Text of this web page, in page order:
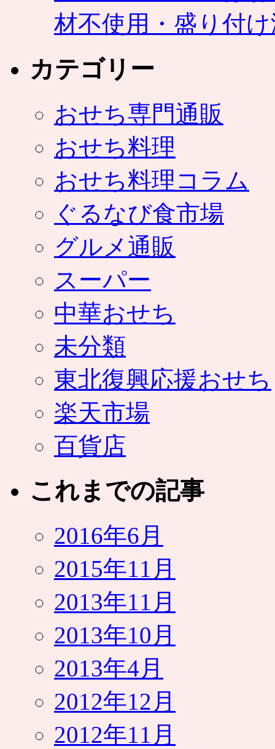
材不使用・盛り付
カテゴリー
おせち専門通販
おせち料理
おせち料理コラム
ぐるなび食市場
グルメ通販
スーパー
中華おせち
未分類
東北復興応援おせち
楽天市場
百貨店
これまでの記事
2016年6月
2015年11月
2013年11月
2013年10月
2013年4月
2012年12月
2012年11月